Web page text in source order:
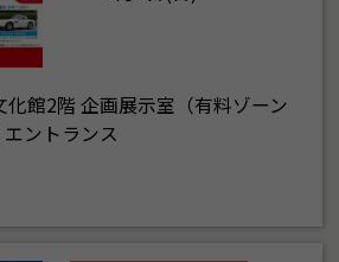
化館2階 企画展示室（有料ゾーン
ントランス